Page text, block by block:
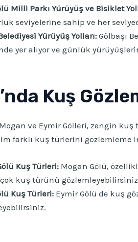
Milli Parkı Yürüyüş ve Bisiklet
seviyelerine sahip ve her
Yürüyüş Yolları:Gölbaşı
yer alıyor ve günlük
Kuş
ve Eymir Gölleri, zengin
farklı kuş türlerini gözlemleme
Kuş Türleri:Mogan Gölü,
kuş türünü
Kuş Türleri:Eymir Gölü de kuş